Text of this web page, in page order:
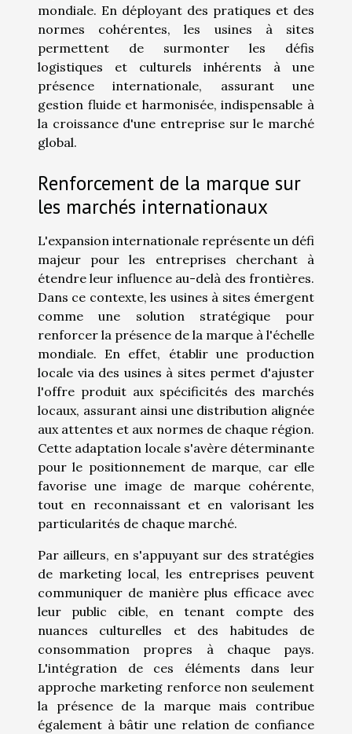
mondiale. En déployant des pratiques et des
normes cohérentes, les usines à sites
permettent de surmonter les défis
logistiques et culturels inhérents à une
présence internationale, assurant une
gestion fluide et harmonisée, indispensable à
la croissance d'une entreprise sur le marché
global.
Renforcement de la marque sur
les marchés internationaux
L'expansion internationale représente un défi
majeur pour les entreprises cherchant à
étendre leur influence au-delà des frontières.
Dans ce contexte, les usines à sites émergent
comme une solution stratégique pour
renforcer la présence de la marque à l'échelle
mondiale. En effet, établir une production
locale via des usines à sites permet d'ajuster
l'offre produit aux spécificités des marchés
locaux, assurant ainsi une distribution alignée
aux attentes et aux normes de chaque région.
Cette adaptation locale s'avère déterminante
pour le positionnement de marque, car elle
favorise une image de marque cohérente,
tout en reconnaissant et en valorisant les
particularités de chaque marché.
Par ailleurs, en s'appuyant sur des stratégies
de marketing local, les entreprises peuvent
communiquer de manière plus efficace avec
leur public cible, en tenant compte des
nuances culturelles et des habitudes de
consommation propres à chaque pays.
L'intégration de ces éléments dans leur
approche marketing renforce non seulement
la présence de la marque mais contribue
également à bâtir une relation de confiance